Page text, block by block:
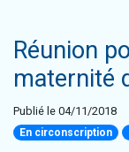
Réunion
maternité
Publié le 04/11/2018
En circonscription